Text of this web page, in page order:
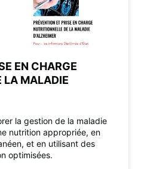
EN CHARGE
LA MALADIE
la gestion de la maladie
nutrition appropriée, en
et en utilisant des
optimisées.